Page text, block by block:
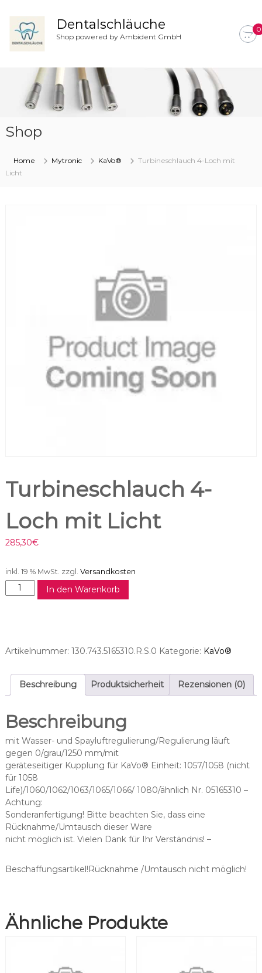
Dentalschläuche
Shop powered by Ambident GmbH
0
Shop
Home Mytronic KaVo®
Turbineschlauch 4-Loch mit
Licht
Turbineschlauch 4-
Loch mit Licht
285,30€
inkl. 19 % MwSt. zzgl. Versandkosten
u
n
h
a
c
h
4
-
L
o
c
h
m
t
h
t
In den Warenkorb
Artikelnummer: 130.743.5165310.R.S.0 Kategorie: KaVo®
Beschreibung Produktsicherheit Rezensionen (0)
Beschreibung
mit Wasser- und Spayluftregulierung/Regulierung läuft
gegen 0/grau/1250 mm/mit
geräteseitiger Kupplung für KaVo® Einheit: 1057/1058 (nicht
für 1058
Life)/1060/1062/1063/1065/1066/ 1080/ähnlich Nr. 05165310 –
Achtung:
Sonderanfertigung! Bitte beachten Sie, dass eine
Rücknahme/Umtausch dieser Ware
nicht möglich ist. Vielen Dank für Ihr Verständnis! –
Beschaffungsartikel!Rücknahme /Umtausch nicht möglich!
Ähnliche Produkte